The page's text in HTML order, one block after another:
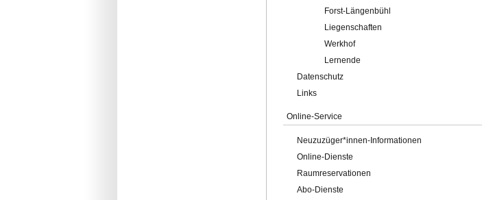
Forst-Längenbühl
Liegenschaften
Werkhof
Lernende
Datenschutz
Links
Online-Service
Neuzuzüger*innen-Informationen
Online-Dienste
Raumreservationen
Abo-Dienste